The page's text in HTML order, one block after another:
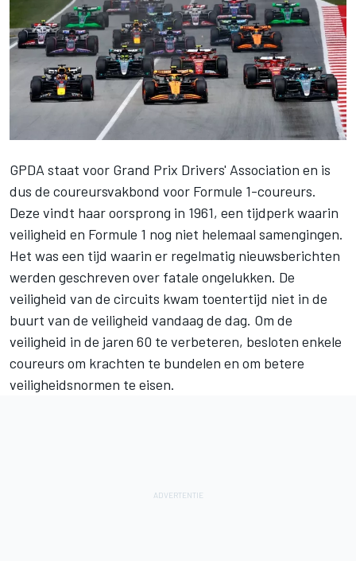
GPDA staat voor Grand Prix Drivers' Association en is
dus de coureursvakbond voor Formule 1-coureurs.
Deze vindt haar oorsprong in 1961, een tijdperk waarin
veiligheid en Formule 1 nog niet helemaal samengingen.
Het was een tijd waarin er regelmatig nieuwsberichten
werden geschreven over fatale ongelukken. De
veiligheid van de circuits kwam toentertijd niet in de
buurt van de veiligheid vandaag de dag. Om de
veiligheid in de jaren 60 te verbeteren, besloten enkele
coureurs om krachten te bundelen en om betere
veiligheidsnormen te eisen.